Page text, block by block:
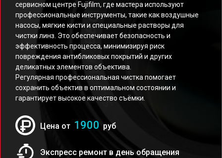
сервисном центре Fujifilm, где мастера используют
профессиональные инструменты, такие как воздушные
насосы, мягкие кисти и специальные растворы для
чистки линз. Это обеспечивает безопасность и
эффективность процесса, минимизируя риск
повреждения антибликовых покрытий и других
деликатных элементов объектива.
Регулярная профессиональная чистка помогает
сохранить объектив в оптимальном состоянии и
гарантирует высокое качество съёмки.
Цена от 1900 руб
Экспресс ремонт в день обращения